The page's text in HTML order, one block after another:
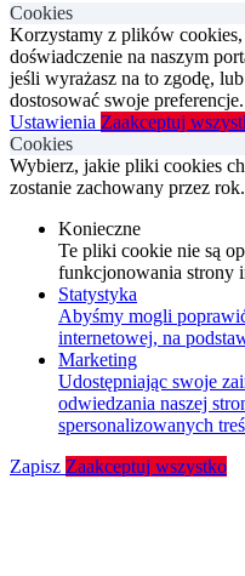
Cookies
Korzystamy z plików
doświadczenie na naszym
jeśli wyrażasz na to zgodę,
dostosować swoje preferencje.
Ustawienia Zaakceptuj
Cookies
Wybierz, jakie pliki cookies
zostanie zachowany przez rok.
Konieczne
Te pliki cookie nie są
funkcjonowania strony
Statystyka
Abyśmy mogli
internetowej, na
Marketing
Udostępniając swoje
odwiedzania naszej
spersonalizowanych
Zapisz Zaakceptuj wszystko